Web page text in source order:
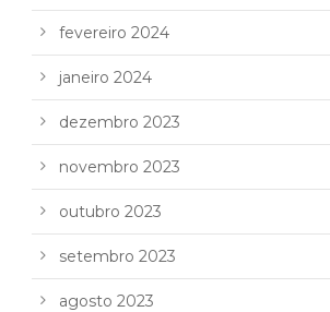
fevereiro 2024
janeiro 2024
dezembro 2023
novembro 2023
outubro 2023
setembro 2023
agosto 2023